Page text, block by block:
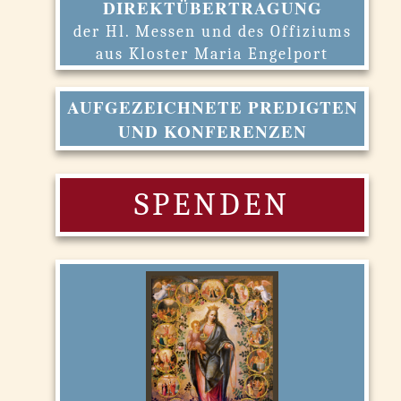
DIREKTÜBERTRAGUNG
der Hl. Messen und des Offiziums
aus Kloster Maria Engelport
AUFGEZEICHNETE PREDIGTEN
UND KONFERENZEN
SPENDEN